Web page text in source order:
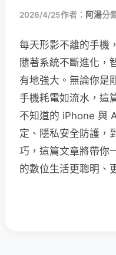
2026/4/25作者： 阿湯分
每天形影不離的手機
隨著系統不斷進化，
有地強大。無論你是
手機耗電如流水，這
不知道的 iPhone 與
定、隱私安全防護，
巧，這篇文章將帶你
的數位生活更聰明、